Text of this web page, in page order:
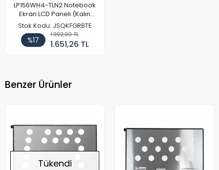
LP156WH4-TLN2 Notebook
Ekran LCD Paneli (Kalın
Kasa)
Stok Kodu: JSQKFGRBTE
%17
1.992,90 TL
1.651,26 TL
Benzer Ürünler
Tükendi